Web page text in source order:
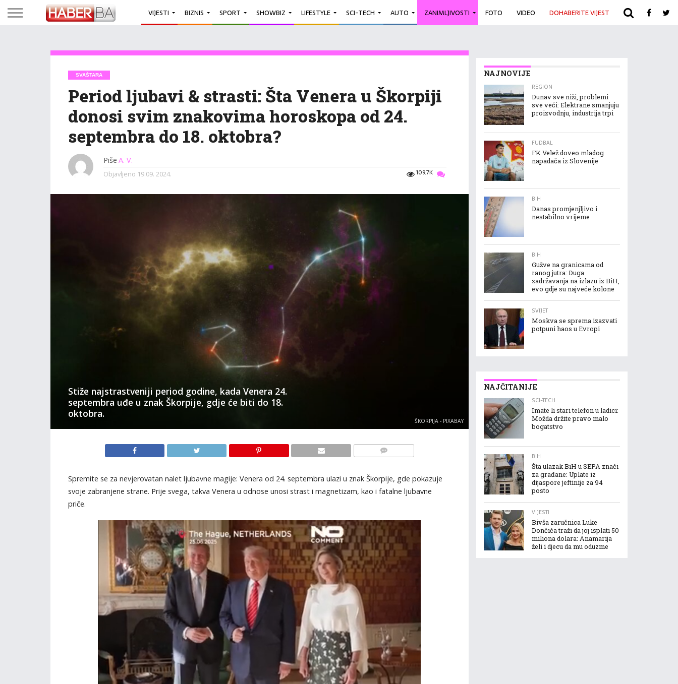
VIJESTI BIZNIS SPORT SHOWBIZ LIFESTYLE SCI-TECH AUTO ZANIMLJIVOSTI FOTO VIDEO DOHABERITE VIJEST ARHIVA
SVAŠTARA
Period ljubavi & strasti: Šta Venera u Škorpiji
donosi svim znakovima horoskopa od 24.
septembra do 18. oktobra?
Piše A. V.
109.7K
Objavljeno 19.09. 2024.
Stiže najstrastveniji period godine, kada Venera 24.
septembra uđe u znak Škorpije, gdje će biti do 18.
oktobra.
ŠKORPIJA - PIXABAY
Spremite se za nevjerovatan nalet ljubavne magije: Venera od 24. septembra ulazi u znak Škorpije, gde pokazuje
svoje zabranjene strane. Prije svega, takva Venera u odnose unosi strast i magnetizam, kao i fatalne ljubavne
priče.
NAJNOVIJE
REGION
Dunav sve niži, problemi
sve veći: Elektrane smanjuju
proizvodnju, industrija trpi
FUDBAL
FK Velež doveo mladog
napadača iz Slovenije
BIH
Danas promjenjljivo i
nestabilno vrijeme
BIH
Gužve na granicama od
ranog jutra: Duga
zadržavanja na izlazu iz BiH,
evo gdje su najveće kolone
SVIJET
Moskva se sprema izazvati
potpuni haos u Evropi
NAJČITANIJE
SCI-TECH
Imate li stari telefon u ladici:
Možda držite pravo malo
bogatstvo
BIH
Šta ulazak BiH u SEPA znači
za građane: Uplate iz
dijaspore jeftinije za 94
posto
VIJESTI
Bivša zaručnica Luke
Dončića traži da joj isplati 50
miliona dolara: Anamarija
želi i djecu da mu oduzme